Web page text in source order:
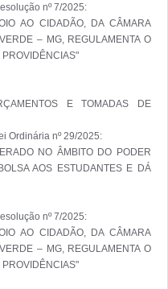
nº 7/2025:
AO CIDADÃO, DA CÂMARA
– MG, REGULAMENTA O
E TOMADAS DE
Ordinária nº 29/2025:
NO ÂMBITO DO PODER
AOS ESTUDANTES E DÁ
nº 7/2025:
AO CIDADÃO, DA CÂMARA
– MG, REGULAMENTA O